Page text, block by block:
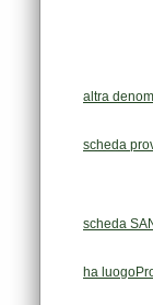
altra
scheda
scheda
ha